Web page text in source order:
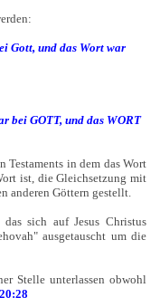
Gott, und das Wort war
bei GOTT, und das WORT
Testaments in dem das Wort
ist, die Gleichsetzung mit
anderen Göttern gestellt.
sich auf Jesus Christus
ausgetauscht um die
Stelle unterlassen obwohl